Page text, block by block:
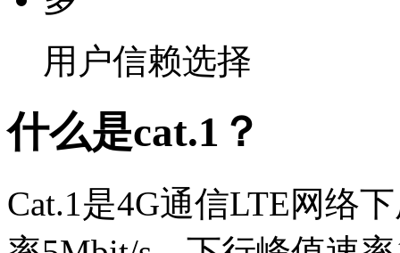
用户信赖选择
什么是cat.1？
Cat.1是4G通信LTE网络